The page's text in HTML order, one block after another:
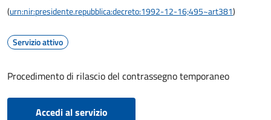
(urn:nir:presidente.repubblica:decreto:1992-12-16;495~art381)
Servizio attivo
Procedimento di rilascio del contrassegno temporaneo
Accedi al servizio